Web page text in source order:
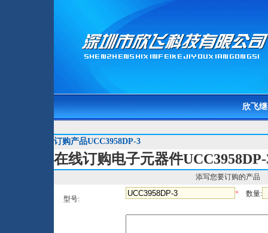
欣飞
订购产品UCC3958DP-3
在线订购电子元器件
添写您要订购的产品
型号:
* 数量: